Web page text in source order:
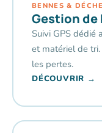
BENNES &
Gestion de
Suivi GPS dédié
et matériel de
les pertes.
DÉCOUVRIR →